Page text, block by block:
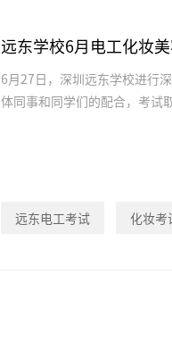
远东学校6月电工化妆
6月27日，深圳远东学校进行
体同事和同学们的配合，考试
远东电工考试 化妆考